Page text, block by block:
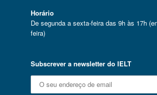
Horário
De segunda a sexta-feira das 9h às 17h
feira)
Subscrever a newsletter do IELT